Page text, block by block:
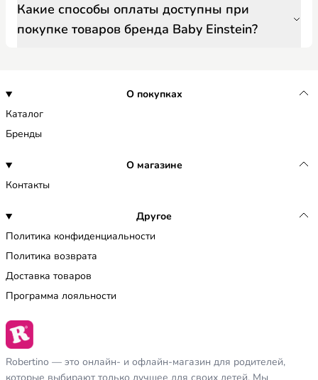
Какие способы оплаты доступны при
покупке товаров бренда Baby Einstein?
О покупках
Каталог
Бренды
О магазине
Контакты
Другое
Политика конфиденциальности
Политика возврата
Доставка товаров
Программа лояльности
Robertino — это онлайн- и офлайн-магазин для родителей,